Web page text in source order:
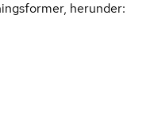
herunder: